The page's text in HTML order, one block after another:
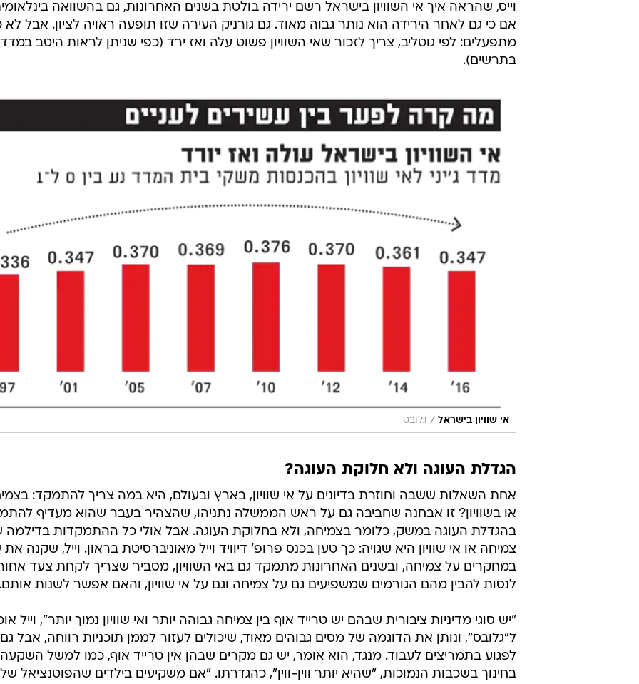
וייס, שהראה איך אי השוויון בישראל רשם ירידה בולטת בשנים האחרונות, גם בהשוואה
אם כי גם לאחר הירידה הוא נותר גבוה מאוד. גם גורניק העירה שזו תופעה ראויה לציון. אבל לא
מתפעלים: לפי גוטליב, צריך לזכור שאי השוויון פשוט עלה ואז ירד (כפי שניתן לראות היטב במדד
בתרשים).
אי שוויון בישראל / גלובס
הגדלת העוגה ולא חלוקת העוגה?
אחת השאלות ששבה וחוזרת בדיונים על אי שוויון, בארץ ובעולם, היא במה צריך להתמקד:
או בשוויון? זו אבחנה שחביבה גם על ראש הממשלה נתניהו, שהצהיר בעבר שהוא מעדיף
בהגדלת העוגה במשק, כלומר בצמיחה, ולא בחלוקת העוגה. אבל אולי כל ההתמקדות בדילמה
צמיחה או אי שוויון היא שגויה: כך טען בכנס פרופ' דיוויד וייל מאוניברסיטת בראון. וייל, שקנה
במחקרים על צמיחה, ובשנים האחרונות מתמקד גם באי השוויון, מסביר שצריך לקחת צעד
לנסות להבין מהם הגורמים שמשפיעים גם על צמיחה וגם על אי שוויון, והאם אפשר לשנות
"יש סוגי מדיניות ציבורית שבהם יש טרייד אוף בין צמיחה גבוהה יותר ואי שוויון נמוך יותר", וייל
ל"גלובס", ונותן את הדוגמה של מסים גבוהים מאוד, שיכולים לעזור לממן תוכניות רווחה, אבל גם
לפגוע בתמריצים לעבוד. מנגד, הוא אומר, יש גם מקרים שבהן אין טרייד אוף, כמו למשל השקעה
בחינוך בשכבות הנמוכות, "שהיא יותר ווין-ווין", כהגדרתו. "אם משקיעים בילדים שהפוטנציאל